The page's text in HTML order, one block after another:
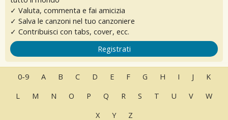
✓ Valuta, commenta e fai amicizia
✓ Salva le canzoni nel tuo canzoniere
✓ Contribuisci con tabs, cover, ecc.
Registrati
0-9 A B C D E F G H I J
K
L
M N O P Q R S T U V
W
X
Y Z